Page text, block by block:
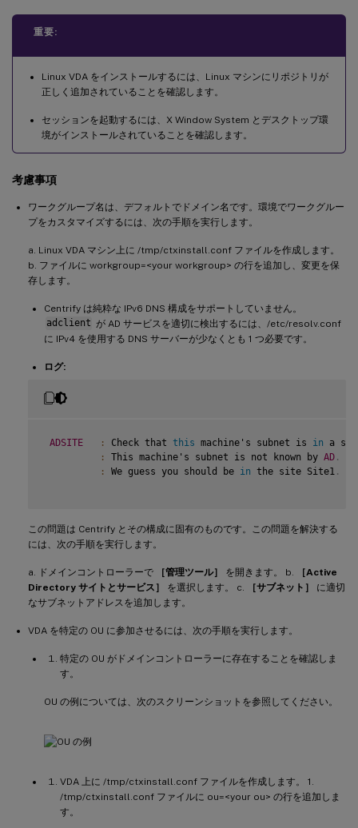
重要:
Linux VDA をインストールするには、Linux マシンにリポジトリが
正しく追加されていることを確認します。
セッションを起動するには、X Window System とデスクトップ環
境がインストールされていることを確認します。
考慮事項
ワークグループ名は、デフォルトでドメイン名です。環境でワークグルー
プをカスタマイズするには、次の手順を実行します。
a. Linux VDA マシン上に /tmp/ctxinstall.conf ファイルを作成します。
b. ファイルに workgroup=<your workgroup> の行を追加し、変更を保
存します。
Centrify は純粋な IPv6 DNS 構成をサポートしていません。
adclient が AD サービスを適切に検出するには、/etc/resolv.conf
に IPv4 を使用する DNS サーバーが少なくとも 1 つ必要です。
ログ:
ADSITE : Check that this machine's subnet is in a
:
This machine's subnet is not known by AD .
:
We guess you should be in the site Site1 .
この問題は Centrify とその構成に固有のものです。この問題を解決する
には、次の手順を実行します。
a. ドメインコントローラーで ［管理ツール］ を開きます。 b.
［Active
Directory サイトとサービス］
を選択します。 c. ［サブネット］
に適切
なサブネットアドレスを追加します。
VDA を特定の OU に参加させるには、次の手順を実行します。
特定の OU がドメインコントローラーに存在することを確認しま
す。
OU の例については、次のスクリーンショットを参照してください。
VDA 上に /tmp/ctxinstall.conf ファイルを作成します。 1.
/tmp/ctxinstall.conf ファイルに ou=<your ou> の行を追加しま
す。